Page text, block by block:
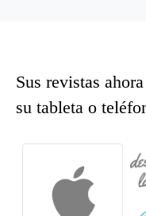
Sus revistas
su tableta o